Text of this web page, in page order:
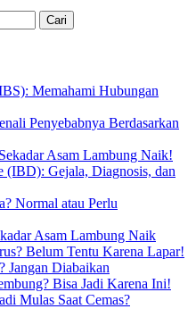
Memahami Hubungan
Penyebabnya Berdasarkan
Asam Lambung Naik!
(IBD): Gejala, Diagnosis, dan
Normal atau Perlu
Asam Lambung Naik
Belum Tentu Karena Lapar!
Diabaikan
Bisa Jadi Karena Ini!
Mulas Saat Cemas?